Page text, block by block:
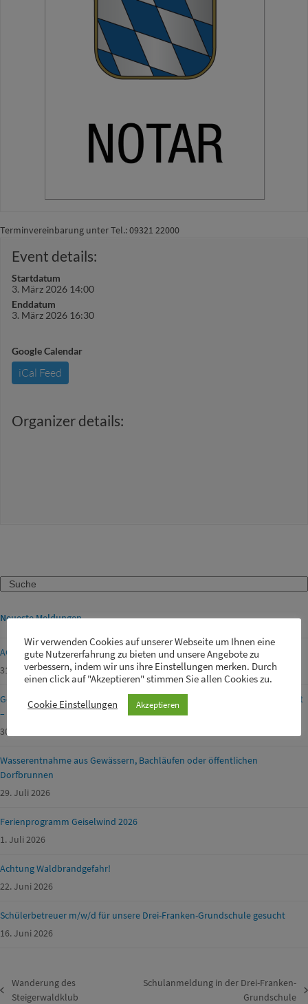
Terminvereinbarung unter Tel.: 09321 22000
Event details:
Startdatum
3. März 2026 14:00
Enddatum
3. März 2026 16:30
Google Calendar
iCal Feed
Organizer details:
Search
Neueste Meldungen
ACHTUNG FEUERWERK!
31. Juli 2026
Geänderte Öffnungszeiten der Entsorgungsanlagen am Mariä Himmelfahrt
– Kitzingen
30. Juli 2026
Wasserentnahme aus Gewässern, Bachläufen oder öffentlichen
Dorfbrunnen
29. Juli 2026
Ferienprogramm Geiselwind 2026
1. Juli 2026
Achtung Waldbrandgefahr!
22. Juni 2026
Schülerbetreuer m/w/d für unsere Drei-Franken-Grundschule gesucht
16. Juni 2026
vorheriger
Wanderung des
Steigerwaldklub
Schulanmeldung in der Drei-Franken-
Grundschule
Wir verwenden Cookies auf unserer Webseite um Ihnen eine
gute Nutzererfahrung zu bieten und unsere Angebote zu
verbessern, indem wir uns ihre Einstellungen merken. Durch
einen click auf "Akzeptieren" stimmen Sie allen Cookies zu.
Cookie Einstellungen Akzeptieren